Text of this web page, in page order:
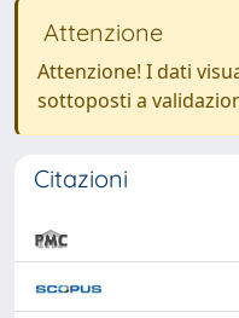
Attenzione
Attenzione! I dati
sottoposti a
Citazioni